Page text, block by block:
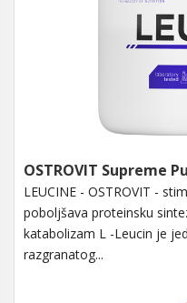
OSTROVIT Supreme
LEUCINE - OSTROVIT -
poboljšava proteinsku
katabolizam L -Leucin je
razgranatog...